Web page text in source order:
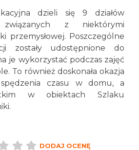
dzieli się 9 działów
związanych z niektórymi
przemysłowej. Poszczególne
zostały udostępnione do
je wykorzystać podczas zajęć
To również doskonała okazja
czasu w domu, a
w obiektach Szlaku
DODAJ OCENĘ